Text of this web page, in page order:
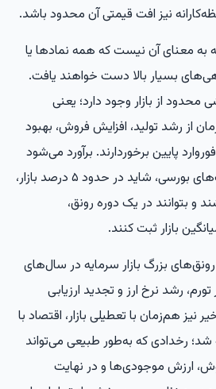
نیز افت قیمتی آن محدود باشد.
به معنای آن نیست که همه نمادها یا
بسیار بالا دست خواهند یافت.
از بازار وجود دارد؛ یعنی
از رشد تولید، افزایش فروش، بهبود
حاشیه سود و نسبت P/E فوروارد پایین برخوردارند. برآورد می‌شود
تنها درصد کوچکی از شرکت‌های بورسی، شاید در حدود ۵ درصد بازار،
و بتوانند در یک دوره رونق،
بازار ثبت کنند.
بزرگ بازار سرمایه در سال‌های
بر تورم، رشد نرخ ارز و تجدید ارزیابی
نیز هم‌زمان با تعطیلی بازار، اقتصاد با
شد؛ رخدادی که به‌طور طبیعی می‌تواند
ارزش موجودی‌ها و در نهایت